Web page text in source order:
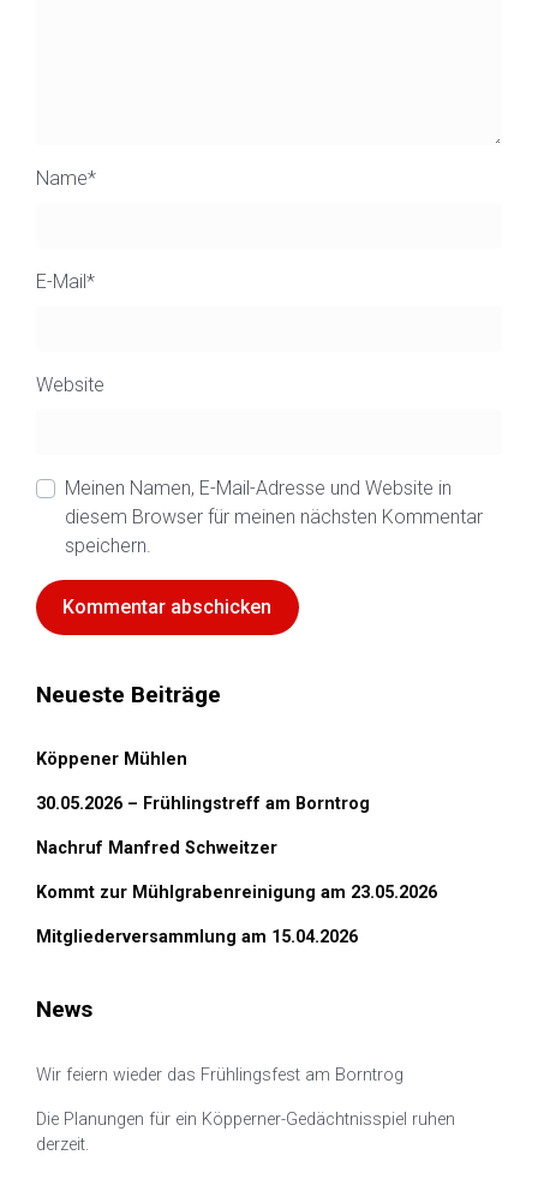
Name*
E-Mail*
Website
Meinen Namen, E-Mail-Adresse und Website in
diesem Browser für meinen nächsten Kommentar
speichern.
Neueste Beiträge
Köppener Mühlen
30.05.2026 – Frühlingstreff am Borntrog
Nachruf Manfred Schweitzer
Kommt zur Mühlgrabenreinigung am 23.05.2026
Mitgliederversammlung am 15.04.2026
News
Wir feiern wieder das Frühlingsfest am Borntrog
Die Planungen für ein Köpperner-Gedächtnisspiel ruhen
derzeit.